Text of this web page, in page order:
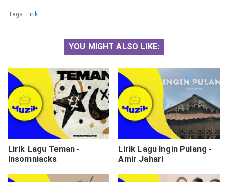
Tags: Lirik
YOU MIGHT ALSO LIKE:
Lirik Lagu Teman -
Insomniacks
Lirik Lagu Ingin Pulang -
Amir Jahari